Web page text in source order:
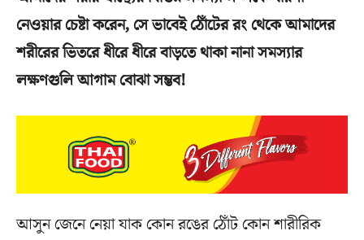
নেওয়ার চেষ্টা করেন, সে ভাবেই ঠোঁটের রং থেকে আমাদের
শরীরের ভিতরে ধীরে ধীরে বাড়তে থাকা নানা সমস্যার
লক্ষণগুলি আগাম বোঝা সম্ভব!
আসুন জেনে নেয়া যাক কোন রঙের ঠোঁট কোন শারীরিক